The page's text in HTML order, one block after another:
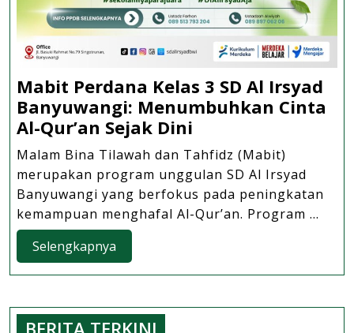
Mabit Perdana Kelas 3 SD Al Irsyad
Banyuwangi: Menumbuhkan Cinta
Al-Qur’an Sejak Dini
Perdana
Kelas
3
SD
Al
Banyuwangi:
Cinta
Malam Bina Tilawah dan Tahfidz (Mabit)
merupakan program unggulan SD Al Irsyad
Banyuwangi yang berfokus pada peningkatan
kemampuan menghafal Al-Qur’an. Program ...
Selengkapnya
BERITA TERKINI